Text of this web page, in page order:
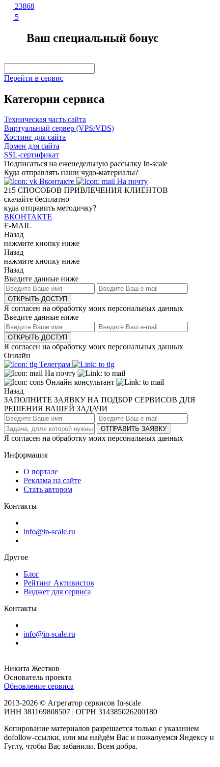
23868
5
Ваш специальный бонус
Перейти в сервис
Категории сервиса
Техническая часть сайта
Виртуальный сервер (VPS/VDS)
Хостинг для сайта
Домен для сайта
SSL-сертификат
Подписаться на еженедельную рассылку In-scale
Куда отправлять наши чудо-материалы?
Вконтакте
На почту
215 СПОСОБОВ ПРИВЛЕЧЕНИЯ КЛИЕНТОВ
скачайте бесплатно
куда отправить методичку?
ВКОНТАКТЕ
E-MAIL
Назад
нажмите кнопку ниже
Назад
нажмите кнопку ниже
Назад
Введите данные ниже
ОТКРЫТЬ ДОСТУП
Я согласен на обработку моих персональных данных
Введите данные ниже
ОТКРЫТЬ ДОСТУП
Я согласен на обработку моих персональных данных
Онлайн
Телеграм
На почту
Онлайн консультант
Назад
ЗАПОЛНИТЕ ЗАЯВКУ НА ПОДБОР СЕРВИСОВ ДЛЯ
РЕШЕНИЯ ВАШЕЙ ЗАДАЧИ
ОТПРАВИТЬ ЗАЯВКУ
Я согласен на обработку моих персональных данных
Информация
О портале
Реклама на сайте
Стать автором
Контакты
info@in-scale.ru
Другое
Блог
Рейтинг Активистов
Виджет для сервиса
Контакты
info@in-scale.ru
Никита Жестков
Основатель проекта
Обновление сервиса
2013-2026 © Агрегатор сервисов In-scale
ИНН 381169808507 | ОГРН 314385026200180
Копирование материалов разрешается только с указанием
dofollow-ссылки, или мы найдём Вас и пожалуемся Яндексу и
Гуглу, чтобы Вас забанили. Всем добра.